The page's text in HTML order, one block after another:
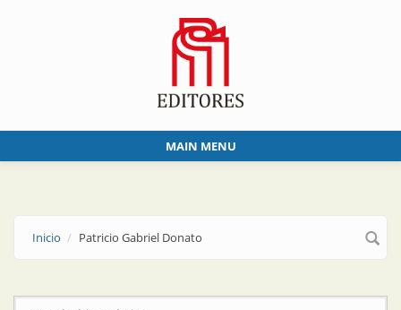
MAIN MENU
Inicio Patricio Gabriel Donato